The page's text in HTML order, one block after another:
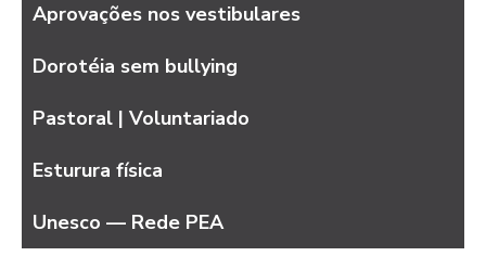
Aprovações nos vestibulares
Dorotéia sem bullying
Pastoral | Voluntariado
Esturura física
Unesco — Rede PEA